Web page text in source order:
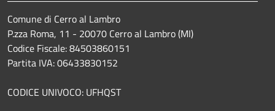
Comune di Cerro al Lambro
P.zza Roma, 11 - 20070 Cerro al Lambro (MI)
Codice Fiscale: 84503860151
Partita IVA: 06433830152
CODICE UNIVOCO: UFHQST